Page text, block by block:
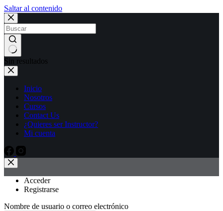
Saltar al contenido
Sin resultados
Inicio
Nosotros
Cursos
Contact Us
¿Quieres ser Instructor?
Mi cuenta
Acceder
Registrarse
Nombre de usuario o correo electrónico